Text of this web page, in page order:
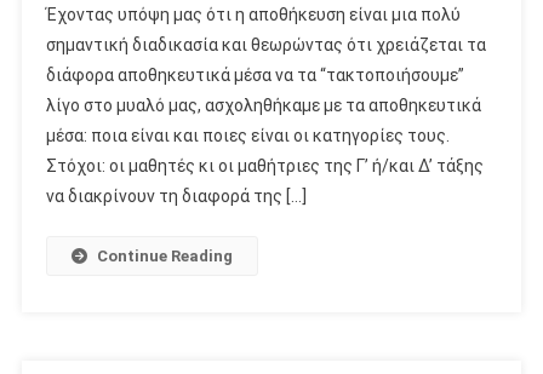
Σταυρόλεξα
Για
Τα
Αποθηκευτικά
Μέσα
Κι
Ένα…
Έχοντας υπόψη μας ότι η αποθήκευση είναι μια πολύ
σημαντική διαδικασία και θεωρώντας ότι χρειάζεται τα
διάφορα αποθηκευτικά μέσα να τα “τακτοποιήσουμε”
λίγο στο μυαλό μας, ασχοληθήκαμε με τα αποθηκευτικά
μέσα: ποια είναι και ποιες είναι οι κατηγορίες τους.
Στόχοι: οι μαθητές κι οι μαθήτριες της Γ’ ή/και Δ’ τάξης
να διακρίνουν τη διαφορά της […]
Continue Reading